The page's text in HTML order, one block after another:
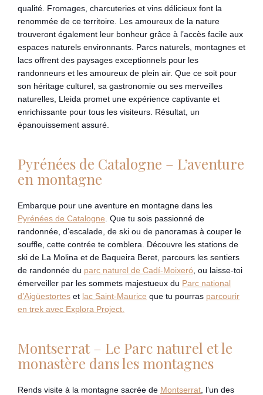
qualité. Fromages, charcuteries et vins délicieux font la
renommée de ce territoire. Les amoureux de la nature
trouveront également leur bonheur grâce à l’accès facile aux
espaces naturels environnants. Parcs naturels, montagnes et
lacs offrent des paysages exceptionnels pour les
randonneurs et les amoureux de plein air. Que ce soit pour
son héritage culturel, sa gastronomie ou ses merveilles
naturelles, Lleida promet une expérience captivante et
enrichissante pour tous les visiteurs. Résultat, un
épanouissement assuré.
Pyrénées de Catalogne – L’aventure
en montagne
Embarque pour une aventure en montagne dans les
Pyrénées de Catalogne . Que tu sois passionné de
randonnée, d’escalade, de ski ou de panoramas à couper le
souffle, cette contrée te comblera. Découvre les stations de
ski de La Molina et de Baqueira Beret, parcours les sentiers
de randonnée du parc naturel de Cadí-Moixeró , ou laisse-toi
émerveiller par les sommets majestueux du Parc national
d’Aigüestortes et lac Saint-Maurice que tu pourras parcourir
en trek avec Explora Project.
Montserrat – Le Parc naturel et le
monastère dans les montagnes
Rends visite à la montagne sacrée de Montserrat , l’un des